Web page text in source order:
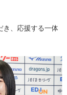
き、応援する一体